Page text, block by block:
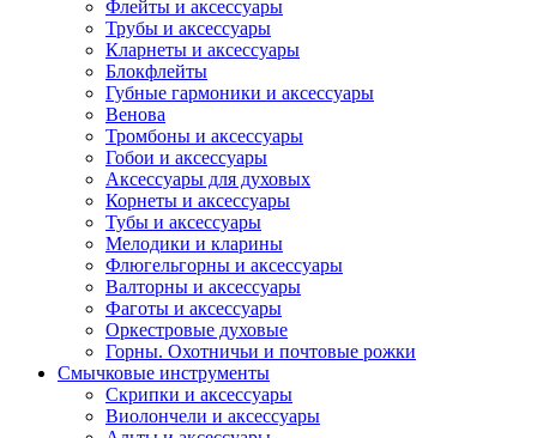
Флейты и аксессуары
Трубы и аксессуары
Кларнеты и аксессуары
Блокфлейты
Губные гармоники и аксессуары
Венова
Тромбоны и аксессуары
Гобои и аксессуары
Аксессуары для духовых
Корнеты и аксессуары
Тубы и аксессуары
Мелодики и кларины
Флюгельгорны и аксессуары
Валторны и аксессуары
Фаготы и аксессуары
Оркестровые духовые
Горны. Охотничьи и почтовые рожки
Смычковые инструменты
Скрипки и аксессуары
Виолончели и аксессуары